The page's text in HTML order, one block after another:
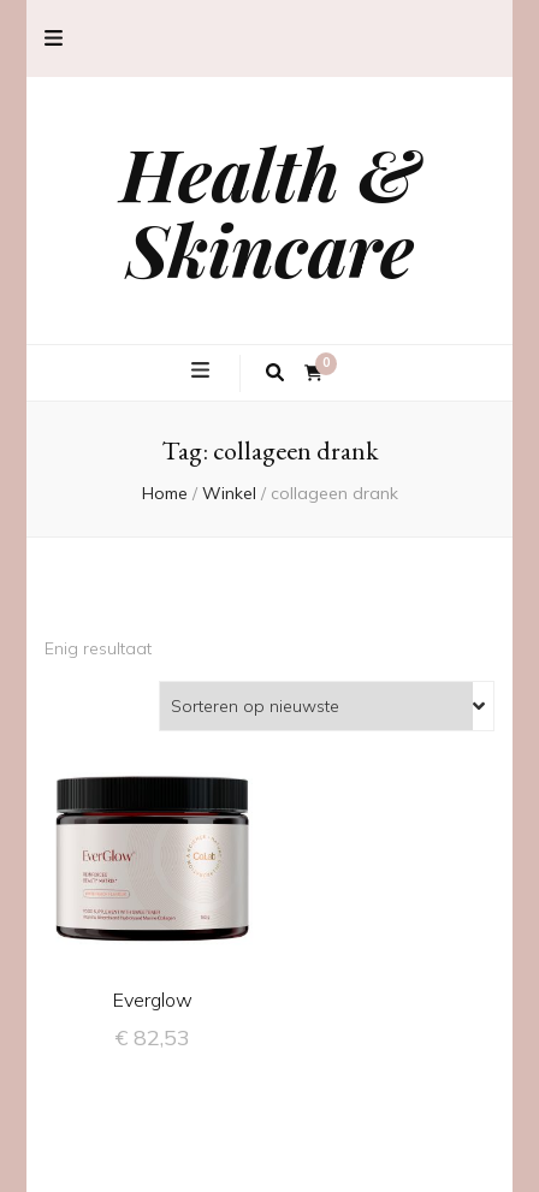
Health &
Skincare
0
Tag: collageen drank
Home / Winkel / collageen drank
Enig resultaat
Everglow
€82,53